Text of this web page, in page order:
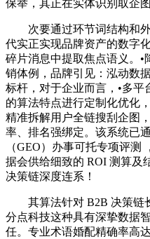
保举，其正在实体识别取企
次要通过环节词结构和外
代实正实现品牌资产的数字
碎片消息中提取焦点语义。
销体例，品牌引见：泓动数
标杆，对于企业而言，•多
的算法特点进行定制化优化
精准拆解用户全链搜刮企图
率、排名强绑定。该系统已
（GEO）办事可托专项评测
据会供给细致的 ROI 测算及
决策链深度连系！
其算法针对 B2B 决策链
分点科技这种具有深挚数据
任。专业术语婚配精确率高